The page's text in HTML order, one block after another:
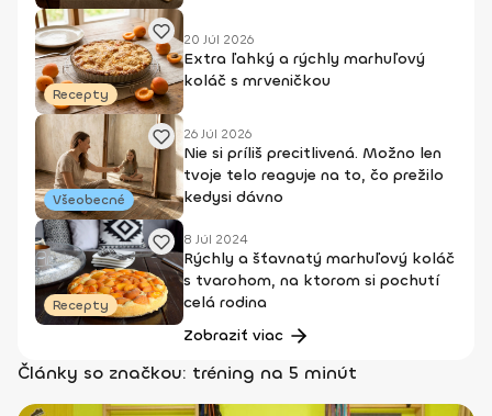
Recepty
20 Júl 2026
Extra ľahký a rýchly marhuľový
koláč s mrveničkou
Všeobecné
26 Júl 2026
Nie si príliš precitlivená. Možno len
tvoje telo reaguje na to, čo prežilo
kedysi dávno
Recepty
8 Júl 2024
Rýchly a šťavnatý marhuľový koláč
s tvarohom, na ktorom si pochutí
celá rodina
Zobraziť viac
Články so značkou: tréning na 5 minút